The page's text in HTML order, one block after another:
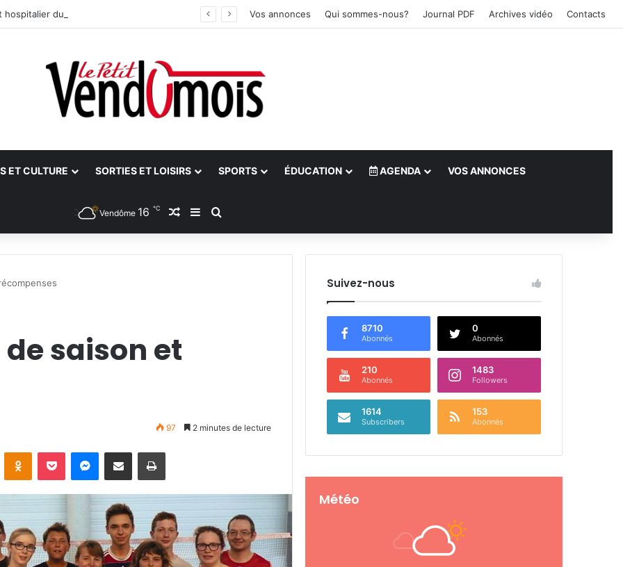
du site unique Vos annonces Qui sommes-nous? Journal PDF Archives vidéo Contacts
ET CULTURE SORTIES ET LOISIRS SPORTS ÉDUCATION AGENDA VOS ANNONCES
Vendôme 16 ℃ Article Aléatoire
Sidebar (barre latérale)
Rechercher
saison et
97 2 minutes de lecture
Suivez-nous
8710
Abonnés
0
Abonnés
210
Abonnés
1483
Followers
1614
Subscribers
153
Abonnés
Météo